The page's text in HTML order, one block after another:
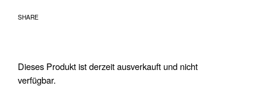
SHARE
Dieses Produkt ist derzeit ausverkauft und nicht
verfügbar.